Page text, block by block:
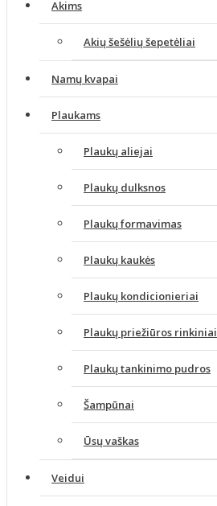
Akims
Akių šešėlių šepetėliai
Namų kvapai
Plaukams
Plaukų aliejai
Plaukų dulksnos
Plaukų formavimas
Plaukų kaukės
Plaukų kondicionieriai
Plaukų priežiūros rinkiniai
Plaukų tankinimo pudros
Šampūnai
Ūsų vaškas
Veidui